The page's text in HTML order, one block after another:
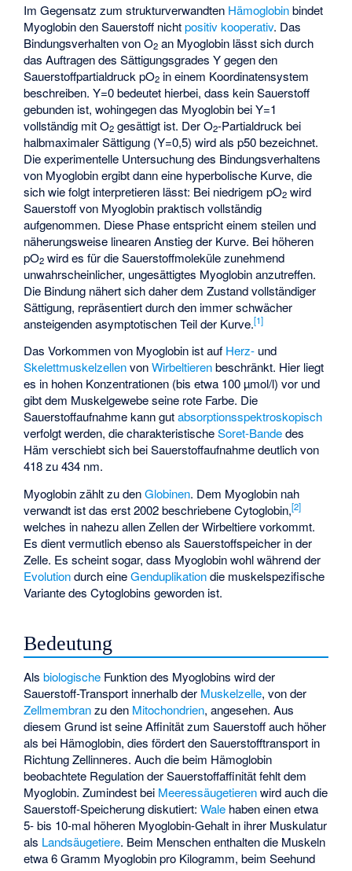
Im Gegensatz zum strukturverwandten Hämoglobinbindet
Myoglobin den Sauerstoff nichtpositiv kooperativ. Das
Bindungsverhalten von O2 an Myoglobin lässt sich durch
das Auftragen des Sättigungsgrades Y gegen den
Sauerstoffpartialdruck pO2 in einem Koordinatensystem
beschreiben. Y=0 bedeutet hierbei, dass kein Sauerstoff
gebunden ist, wohingegen das Myoglobin bei Y=1
vollständig mit O2 gesättigt ist. Der O2-Partialdruck bei
halbmaximaler Sättigung (Y=0,5) wird als p50 bezeichnet.
Die experimentelle Untersuchung des Bindungsverhaltens
von Myoglobin ergibt dann eine hyperbolische Kurve, die
sich wie folgt interpretieren lässt: Bei niedrigem pO2 wird
Sauerstoff von Myoglobin praktisch vollständig
aufgenommen. Diese Phase entspricht einem steilen und
näherungsweise linearen Anstieg der Kurve. Bei höheren
pO2 wird es für die Sauerstoffmoleküle zunehmend
unwahrscheinlicher, ungesättigtes Myoglobin anzutreffen.
Die Bindung nähert sich daher dem Zustand vollständiger
Sättigung, repräsentiert durch den immer schwächer
ansteigenden asymptotischen Teil der Kurve.[1]
Das Vorkommen von Myoglobin ist auf Herz- und
SkelettmuskelzellenvonWirbeltierenbeschränkt. Hier liegt
es in hohen Konzentrationen (bis etwa 100 µmol/l) vor und
gibt dem Muskelgewebe seine rote Farbe. Die
Sauerstoffaufnahme kann gutabsorptionsspektroskopisch
verfolgt werden, die charakteristischeSoret-Bandedes
Häm verschiebt sich bei Sauerstoffaufnahme deutlich von
418 zu 434 nm.
Myoglobin zählt zu denGlobinen. Dem Myoglobin nah
verwandt ist das erst 2002 beschriebeneCytoglobin,[2]
welches in nahezu allen Zellen der Wirbeltiere vorkommt.
Es dient vermutlich ebenso als Sauerstoffspeicher in der
Zelle. Es scheint sogar, dass Myoglobin wohl während der
Evolutiondurch eineGenduplikationdie muskelspezifische
Variante des Cytoglobins geworden ist.
Bedeutung
Alsbiologische Funktion des Myoglobins wird der
Sauerstoff-Transport innerhalb der Muskelzelle, von der
Zellmembranzu den Mitochondrien, angesehen. Aus
diesem Grund ist seine Affinität zum Sauerstoff auch höher
als bei Hämoglobin, dies fördert den Sauerstofftransport in
Richtung Zellinneres. Auch die beim Hämoglobin
beobachtete Regulation der Sauerstoffaffinität fehlt dem
Myoglobin. Zumindest bei Meeressäugetierenwird auch die
Sauerstoff-Speicherung diskutiert:Wale haben einen etwa
5- bis 10-mal höheren Myoglobin-Gehalt in ihrer Muskulatur
als Landsäugetiere. Beim Menschen enthalten die Muskeln
etwa 6 Gramm Myoglobin pro Kilogramm, beim Seehund